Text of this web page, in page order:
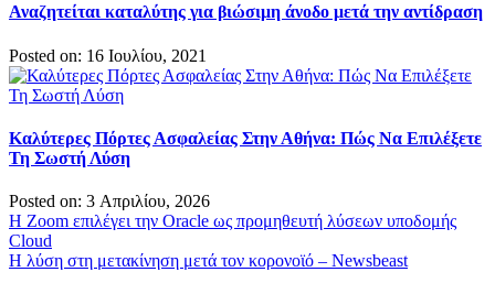
Αναζητείται καταλύτης για βιώσιμη άνοδο μετά την αντίδραση
Posted on: 16 Ιουλίου, 2021
Καλύτερες Πόρτες Ασφαλείας Στην Αθήνα: Πώς Να Επιλέξετε
Τη Σωστή Λύση
Posted on: 3 Απριλίου, 2026
Πλοήγηση
άρθρων
Η Zoom επιλέγει την Oracle ως προμηθευτή λύσεων υποδομής
Cloud
Η λύση στη μετακίνηση μετά τον κορονοϊό – Newsbeast